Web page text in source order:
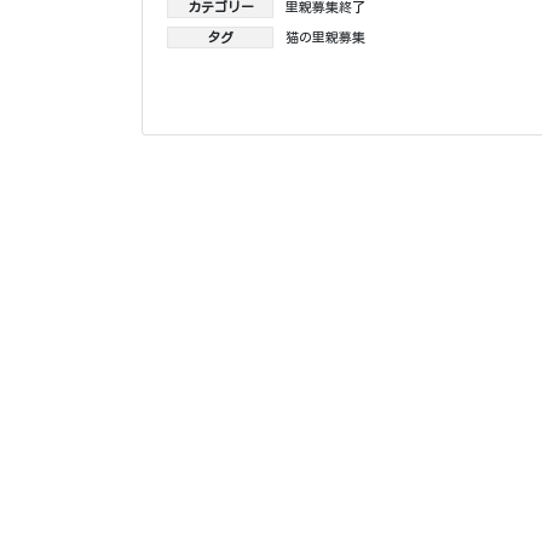
カテゴリー 里親募集終了
タグ 猫の里親募集